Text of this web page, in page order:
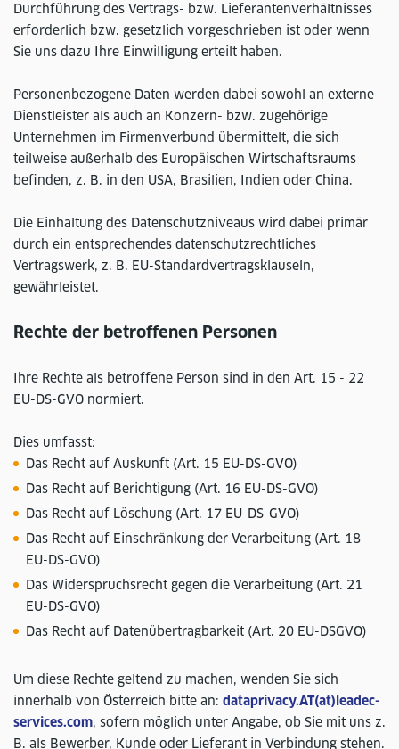
Durchführung des Vertrags- bzw. Lieferantenverhältnisses
erforderlich bzw. gesetzlich vorgeschrieben ist oder wenn
Sie uns dazu Ihre Einwilligung erteilt haben.
Personenbezogene Daten werden dabei sowohl an externe
Dienstleister als auch an Konzern- bzw. zugehörige
Unternehmen im Firmenverbund übermittelt, die sich
teilweise außerhalb des Europäischen Wirtschaftsraums
befinden, z. B. in den USA, Brasilien, Indien oder China.
Die Einhaltung des Datenschutzniveaus wird dabei primär
durch ein entsprechendes datenschutzrechtliches
Vertragswerk, z. B. EU-Standardvertragsklauseln,
gewährleistet.
Rechte der betroffenen Personen
Ihre Rechte als betroffene Person sind in den Art. 15 - 22
EU-DS-GVO normiert.
Dies umfasst:
Das Recht auf Auskunft (Art. 15 EU-DS-GVO)
Das Recht auf Berichtigung (Art. 16 EU-DS-GVO)
Das Recht auf Löschung (Art. 17 EU-DS-GVO)
Das Recht auf Einschränkung der Verarbeitung (Art. 18
EU-DS-GVO)
Das Widerspruchsrecht gegen die Verarbeitung (Art. 21
EU-DS-GVO)
Das Recht auf Datenübertragbarkeit (Art. 20 EU-DSGVO)
Um diese Rechte geltend zu machen, wenden Sie sich
innerhalb von Österreich bitte an: dataprivacy.AT(at)leadec-
services.com, sofern möglich unter Angabe, ob Sie mit uns z.
B. als Bewerber, Kunde oder Lieferant in Verbindung stehen.